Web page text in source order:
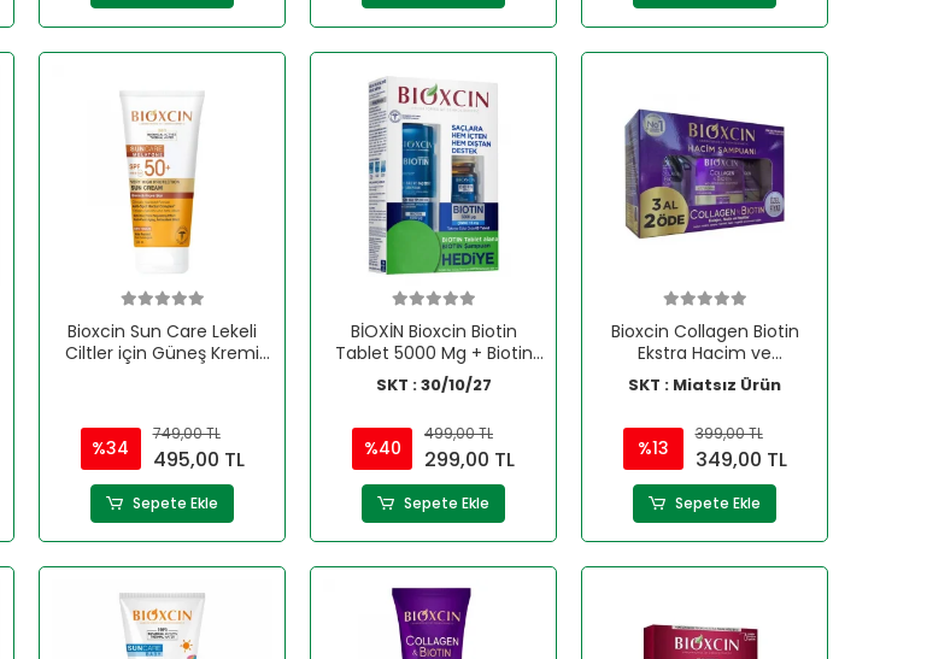
Bioxcin Sun Care Lekeli
Ciltler için Güneş Kremi
%34
749,00 TL
495,00 TL
Sepete Ekle
BİOXİN Bioxcin Biotin
Tablet 5000 Mg + Biotin
Şampuan 300 Ml Hediyeli
SKT : 30/10/27
%40
499,00 TL
299,00 TL
Sepete Ekle
Bioxcin Collagen Biotin
Ekstra Hacim ve
Dolgunlaştırıcı 3 Al 2 Öde
300 ml Şampuan
SKT : Miatsız Ürün
%13
399,00 TL
349,00 TL
Sepete Ekle